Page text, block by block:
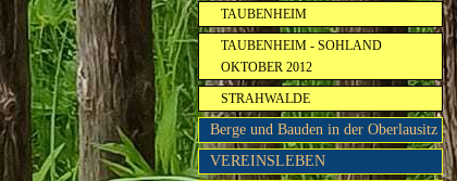
TAUBENHEIM
TAUBENHEIM - SOHLAND
OKTOBER 2012
STRAHWALDE
Berge und Bauden in der Oberlausitz
VEREINSLEBEN